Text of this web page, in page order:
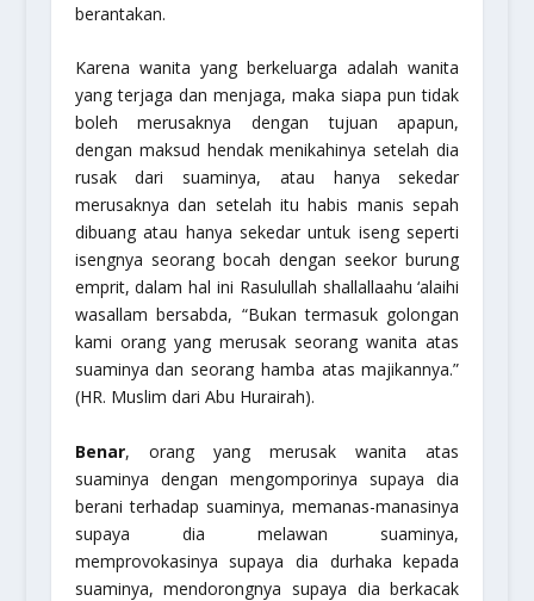
berantakan.
Karena wanita yang berkeluarga adalah wanita
yang terjaga dan menjaga, maka siapa pun tidak
boleh merusaknya dengan tujuan apapun,
dengan maksud hendak menikahinya setelah dia
rusak dari suaminya, atau hanya sekedar
merusaknya dan setelah itu habis manis sepah
dibuang atau hanya sekedar untuk iseng seperti
isengnya seorang bocah dengan seekor burung
emprit, dalam hal ini Rasulullah shallallaahu ‘alaihi
wasallam bersabda, “Bukan termasuk golongan
kami orang yang merusak seorang wanita atas
suaminya dan seorang hamba atas majikannya.”
(HR. Muslim dari Abu Hurairah).
Benar, orang yang merusak wanita atas
suaminya dengan mengomporinya supaya dia
berani terhadap suaminya, memanas-manasinya
supaya dia melawan suaminya,
memprovokasinya supaya dia durhaka kepada
suaminya, mendorongnya supaya dia berkacak